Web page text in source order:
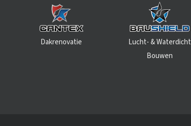
Dakrenovatie
Lucht- & Waterdicht
Bouwen